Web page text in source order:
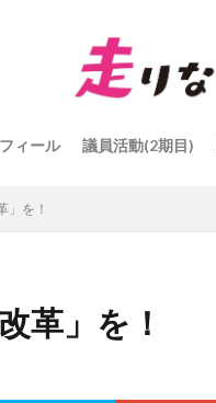
ィール 議員活動(2期目)
」を！
革」を！